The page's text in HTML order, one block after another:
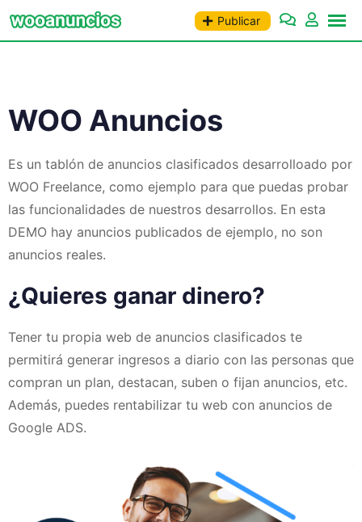
Publicar
WOO Anuncios
Es un tablón de anuncios clasificados desarrolloado por
WOO Freelance, como ejemplo para que puedas probar
las funcionalidades de nuestros desarrollos. En esta
DEMO hay anuncios publicados de ejemplo, no son
anuncios reales.
¿Quieres ganar dinero?
Tener tu propia web de anuncios clasificados te
permitirá generar ingresos a diario con las personas que
compran un plan, destacan, suben o fijan anuncios, etc.
Además, puedes rentabilizar tu web con anuncios de
Google ADS.